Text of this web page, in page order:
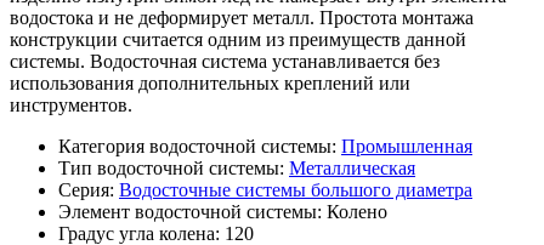
водостока и не деформирует металл. Простота монтажа
конструкции считается одним из преимуществ данной
системы. Водосточная система устанавливается без
использования дополнительных креплений или
инструментов.
Категория водосточной системы: Промышленная
Тип водосточной системы: Металлическая
Серия: Водосточные системы большого диаметра
Элемент водосточной системы: Колено
Градус угла колена: 120